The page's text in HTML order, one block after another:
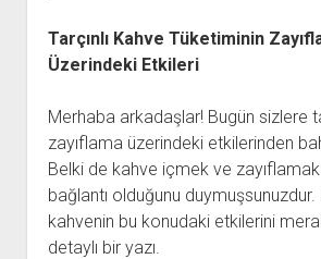
Tarçınlı Kahve Tüketiminin
Üzerindeki Etkileri
Merhaba arkadaşlar! Bugün sizlere
zayıflama üzerindeki etkilerinden
Belki de kahve içmek ve zayıflamak
bağlantı olduğunu duymuşsunuzdur.
kahvenin bu konudaki etkilerini
detaylı bir yazı.